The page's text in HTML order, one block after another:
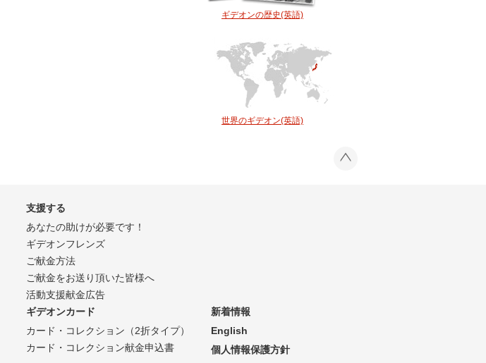
ギデオンの歴史(英語)
世界のギデオン(英語)
支援する
あなたの助けが必要です！
ギデオンフレンズ
ご献金方法
ご献金をお送り頂いた皆様へ
活動支援献金広告
ギデオンカード
カード・コレクション（2折タイプ）
カード・コレクション献金申込書
新着情報
English
個人情報保護方針